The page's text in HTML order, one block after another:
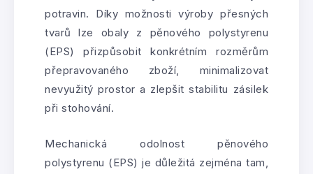
potravin. Díky možnosti výroby přesných
tvarů lze obaly z pěnového polystyrenu
(EPS) přizpůsobit konkrétním rozměrům
přepravovaného zboží, minimalizovat
nevyužitý prostor a zlepšit stabilitu zásilek
při stohování.
Mechanická odolnost pěnového
polystyrenu (EPS) je důležitá zejména tam,